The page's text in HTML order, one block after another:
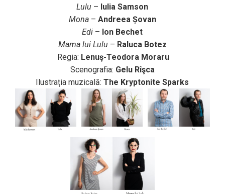
Lulu – Iulia Samson
Mona – Andreea Șovan
Edi – Ion Bechet
Mama lui Lulu – Raluca Botez
Regia: Lenuş-Teodora Moraru
Scenografia: Gelu Rîşca
Ilustrația muzicală:The Kryptonite Sparks